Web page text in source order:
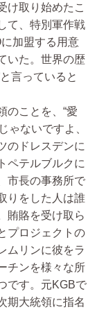
け取り始めたこ
て、特別軍作戦
加盟する用意
いた。世界の歴
言っていると
のことを、“愛
ゃないですよ、
のドレスデンに
ペテルブルクに
市長の事務所で
りをした人は誰
賄賂を受け取ら
プロジェクトの
ムリンに彼をラ
チンを様々な所
です。元KGBで
期大統領に指名